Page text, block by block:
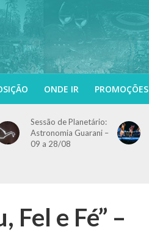
ONDE IR PROMOÇÕES
Sessão de Planetário:
Astronomia Guarani –
09 a 28/08
Fel e Fé” –